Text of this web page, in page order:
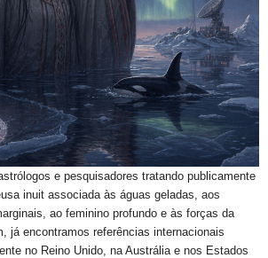
e pesquisadores tratando publicamente
inuit associada às águas geladas, aos
ao feminino profundo e às forças da
já encontramos referências internacionais
no Reino Unido, na Austrália e nos Estados